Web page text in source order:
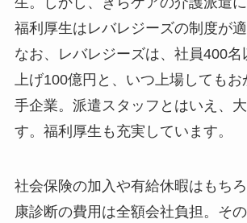
福利厚生はレバレジーズの制度が適
なお、レバレジーズは、社員400名
上げ100億円と、いつ上場してもお
手企業。派遣スタッフとはいえ、
す。福利厚生も充実しています。
社会保険の加入や有給休暇はもち
康診断の費用は全額会社負担。そ